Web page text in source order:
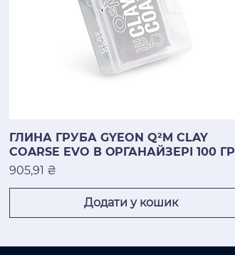
ГЛИНА ГРУБА GYEON Q²M CLAY
COARSE EVO В ОРГАНАЙЗЕРІ 100 ГР
Ціна
905,91 ₴
Додати у кошик